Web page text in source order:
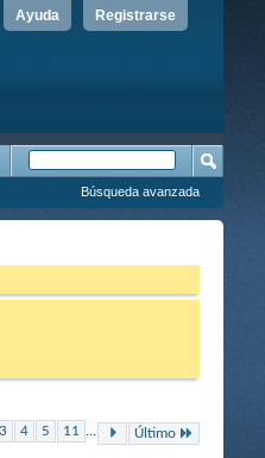
Registrarse
Ayuda
Búsqueda avanzada
3 4 5 11 ... Último